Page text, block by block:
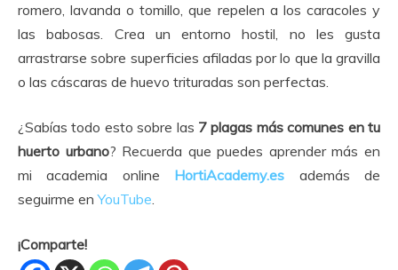
romero, lavanda o tomillo, que repelen a los caracoles y
las babosas. Crea un entorno hostil, no les gusta
arrastrarse sobre superficies afiladas por lo que la gravilla
o las cáscaras de huevo trituradas son perfectas.
¿Sabías todo esto sobre las 7 plagas más comunes en tu
huerto urbano? Recuerda que puedes aprender más en
mi academia online HortiAcademy.es además de
seguirme enYouTube.
¡Comparte!